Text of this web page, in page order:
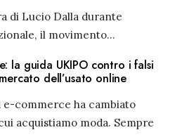
di Lucio Dalla durante
il movimento...
la guida UKIPO contro i falsi
dell’usato online
commerce ha cambiato
acquistiamo moda. Sempre